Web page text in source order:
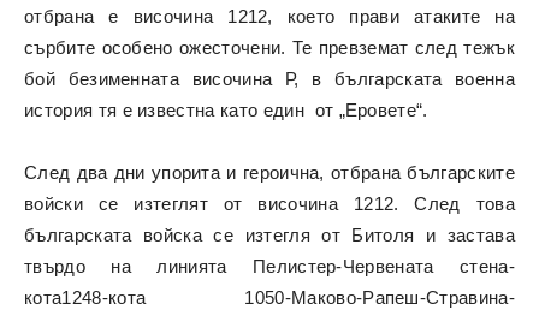
отбрана е височина 1212, което прави атаките на
сърбите особено ожесточени. Те превземат след тежък
бой безименната височина Р, в българската военна
история тя е известна като един от „Еровете“.
След два дни упорита и героична, отбрана българските
войски се изтеглят от височина 1212. След това
българската войска се изтегля от Битоля и застава
твърдо на линията Пелистер-Червената стена-
кота1248-кота 1050-Маково-Рапеш-Стравина-